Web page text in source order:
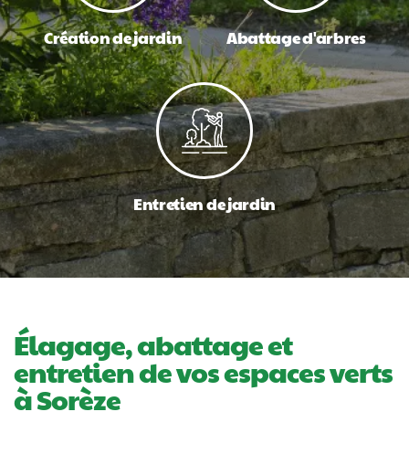
Création de jardin Abattage d'arbres
Entretien de jardin
Élagage, abattage et
entretien de vos espaces verts
à Sorèze